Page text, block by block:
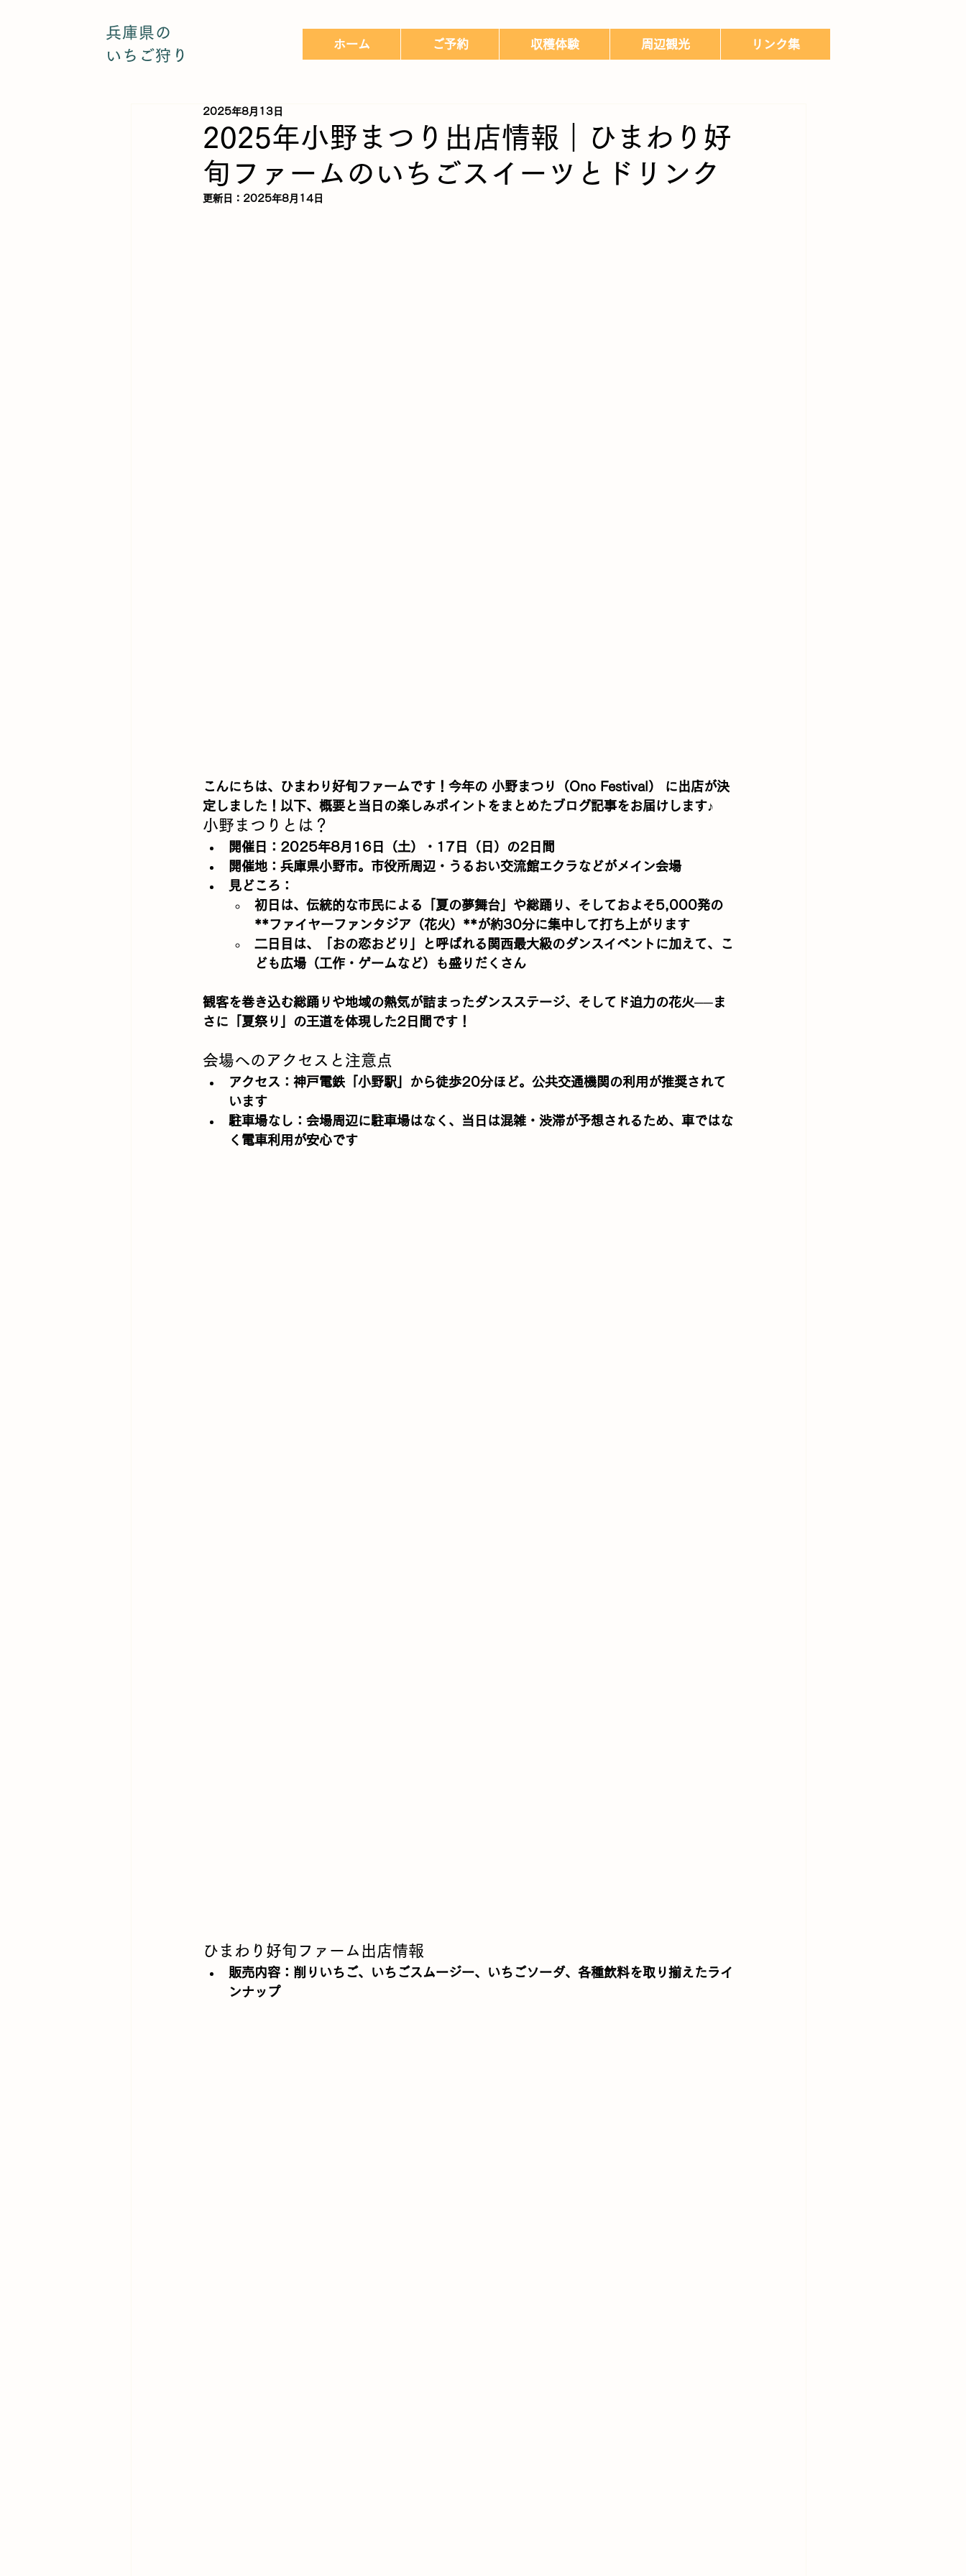
兵庫県の
いちご狩り
ホーム ご予約 収穫体験 周辺観光 リンク集
2025年小野まつり出店情報｜ひまわり好
旬ファームのいちごスイーツとドリンク
2025年8月13日
更新日： 2025年8月14日
こんにちは、ひまわり好旬ファームです！今年の 小野まつり（Ono Festival）
に出店が決
定しました！以下、概要と当日の楽しみポイントをまとめたブログ記事をお届けします♪
小野まつりとは？
開催日
：2025年8月16日（土）・17日（日）の2日間
開催地 ：兵庫県小野市。市役所周辺・うるおい交流館エクラなどがメイン会場
見どころ ：
初日は、伝統的な市民による「夏の夢舞台」や総踊り、そしておよそ5,000発の
**ファイヤーファンタジア（花火）**が約30分に集中して打ち上がります
二日目は、「おの恋おどり」と呼ばれる関西最大級のダンスイベントに加えて、こ
ども広場（工作・ゲームなど）も盛りだくさん
観客を巻き込む総踊りや地域の熱気が詰まったダンスステージ、そしてド迫力の花火──ま
さに「夏祭り」の王道を体現した2日間です！
会場へのアクセスと注意点
アクセス ：神戸電鉄「小野駅」から徒歩20分ほど。公共交通機関の利用が推奨されて
います
駐車場なし ：会場周辺に駐車場はなく、当日は混雑・渋滞が予想されるため、車ではな
く電車利用が安心です
ひまわり好旬ファーム出店情報
販売内容：削りいちご、いちごスムージー、いちごソーダ、各種飲料を取り揃えたライ
ンナップ